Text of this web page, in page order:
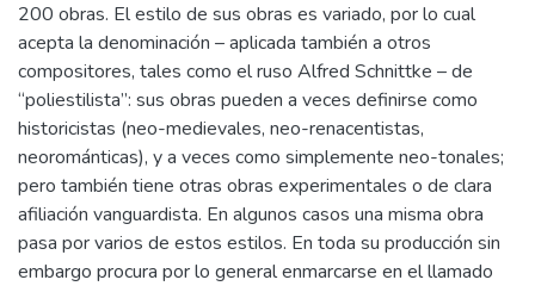
200 obras. El estilo de sus obras es variado, por lo cual
acepta la denominación – aplicada también a otros
compositores, tales como el ruso Alfred Schnittke – de
“poliestilista”: sus obras pueden a veces definirse como
historicistas (neo-medievales, neo-renacentistas,
neorománticas), y a veces como simplemente neo-tonales;
pero también tiene otras obras experimentales o de clara
afiliación vanguardista. En algunos casos una misma obra
pasa por varios de estos estilos. En toda su producción sin
embargo procura por lo general enmarcarse en el llamado